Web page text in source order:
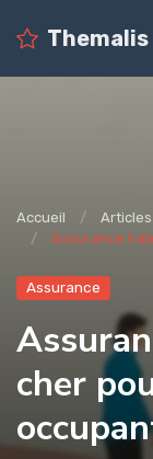
Accueil Articles
Assurance
Assurance
cher